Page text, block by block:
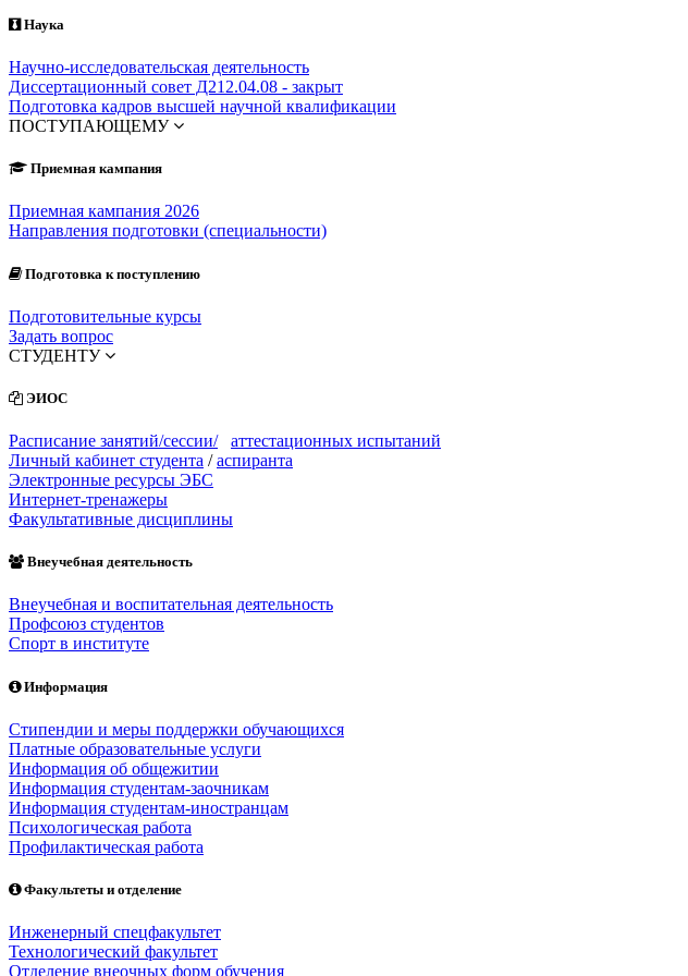
Наука
Научно-исследовательская деятельность
Диссертационный совет Д212.04.08 - закрыт
Подготовка кадров высшей научной квалификации
ПОСТУПАЮЩЕМУ
Приемная кампания
Приемная кампания 2026
Направления подготовки (специальности)
Подготовка к поступлению
Подготовительные курсы
Задать вопрос
СТУДЕНТУ
ЭИОС
Расписание занятий/сессии/
аттестационных испытаний
Личный кабинет студента /аспиранта
Электронные ресурсы ЭБС
Интернет-тренажеры
Факультативные дисциплины
Внеучебная деятельность
Внеучебная и воспитательная деятельность
Профсоюз студентов
Спорт в институте
Информация
Стипендии и меры поддержки обучающихся
Платные образовательные услуги
Информация об общежитии
Информация студентам-заочникам
Информация студентам-иностранцам
Психологическая работа
Профилактическая работа
Факультеты и отделение
Инженерный спецфакультет
Технологический факультет
Отделение внеочных форм обучения